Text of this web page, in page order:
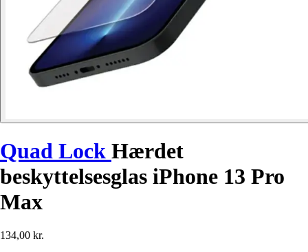
Quad Lock Hærdet
beskyttelsesglas iPhone 13 Pro
Max
134,00 kr.